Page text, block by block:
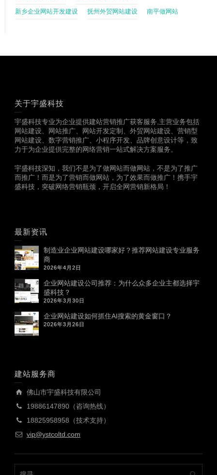
新乡企业网站开发建设 抚州外贸网站建设 南平做网站
关于宇盛科技
宇盛科技专业为企业提供建站营销推广获客服务,主营业务包括
网站建设、网站推广、网站开发定制、外贸网站建设、营销型
网站建设、数字营销推广、小程序开发、品牌创意设计等，致
力于为企业提供完整的网络营销一站式解决方案服务。
宇盛科技深知，我们不是为了做网站而做网站，不是为了推广
而推广！而是为了营销而做网站，为了效果而做推广！携手宇
盛科技，突破网络营销瓶颈，开启全网营销新格局！
最新资讯
制造业企业网站建设哪家好？推荐网站建设专业服务
商
2026年4月2日
企业网站建设公司推荐：为什么众多企业主都选择宇
盛科技？
2026年3月30日
企业网站建设如何抓住AI搜索的黄金窗口？
2026年3月26日
建站服务商
佛山市宇盛科技有限公司
19886147890（咨询热线）
18825958958（技术支持）
vip@ystcoltd.com